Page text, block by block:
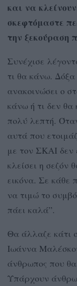
και να
σκεφτόμαστε
την ξεκούραση
Συνέχισε
τι θα κάνω.
ανακοινώσει ο
κάνω ή τι δεν
πολύ λεπτή.
αυτά που
με τον ΣΚΑΙ δεν
κλείσει η
εικόνα. Σε κάθε
να τιμώ το
πάει καλά”.
Θα άλλαζε κάτι
Ιωάννα
άνθρωπος που θα
Υπάρχουν